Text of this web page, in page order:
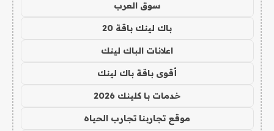
سوق العرب
باك لينك باقة 20
اعلانات الباك لينك
أقوى باقة باك لينك
خدمات با كلينك 2026
موقع تجاربنا تجارب الحياه